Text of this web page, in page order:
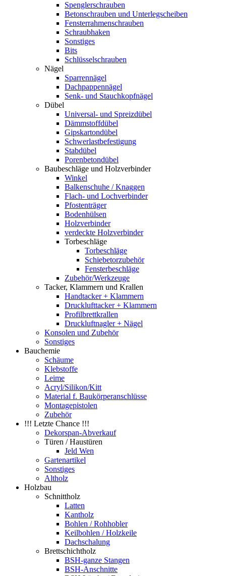
Spenglerschrauben
Betonschrauben und Unterlegscheiben
Fensterrahmenschrauben
Schraubhaken
Sonstiges
Bits
Schlüsselschrauben
Nägel
Sparrennägel
Dachpappennägel
Senk- und Stauchkopfnägel
Dübel
Universal- und Spreizdübel
Dämmstoffdübel
Gipskartondübel
Schwerlastbefestigung
Stabdübel
Porenbetondübel
Baubeschläge und Holzverbinder
Winkel
Balkenschuhe / Knaggen
Flach- und Lochverbinder
Pfostenträger
Bodenhülsen
Holzverbinder
verdeckte Holzverbinder
Torbeschläge
Torbeschläge
Schiebetorzubehör
Fensterbeschläge
Zubehör/Werkzeuge
Tacker, Klammern und Krallen
Handtacker + Klammern
Drucklufttacker + Klammern
Profilbrettkrallen
Druckluftnagler + Nägel
Konsolen und Zubehör
Sonstiges
Bauchemie
Schäume
Klebstoffe
Leime
Acryl/Silikon/Kitt
Material f. Baukörperanschlüsse
Montagepistolen
Zubehör
!!! Letzte Chance !!!
Dekorspan-Abverkauf
Türen / Haustüren
Jeld Wen
Gartenartikel
Sonstiges
Altholz
Holzbau
Schnittholz
Latten
Kantholz
Bohlen / Rohhobler
Keilbohlen / Holzkeile
Dachschalung
Brettschichtholz
BSH-ganze Stangen
BSH-Anschnitte